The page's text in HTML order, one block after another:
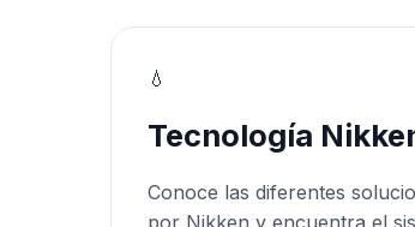
💧
Tecnología
Conoce las diferentes
por Nikken y encuentra el